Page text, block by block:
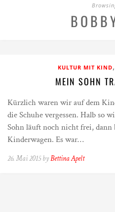
KULTUR MIT KIND,
MEIN SOHN
Kürzlich waren wir auf dem
die Schuhe vergessen. Halb so
Sohn läuft noch nicht frei, dann
Kinderwagen. Es war…
26. Mai 2015 byBettina Apelt